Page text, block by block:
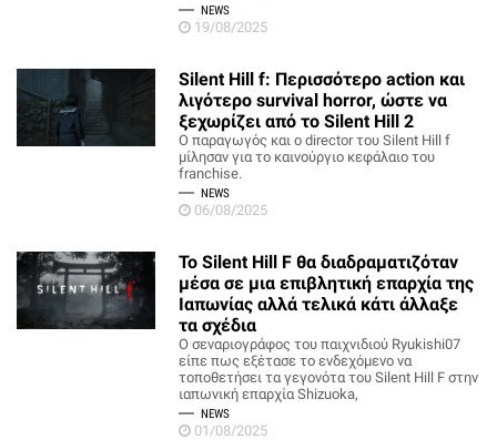
NEWS
19/08/2025
Silent Hill f: Περισσότερο action και
λιγότερο survival horror, ώστε να
ξεχωρίζει από το Silent Hill 2
Ο παραγωγός και ο director του Silent Hill f
μίλησαν για το καινούργιο κεφάλαιο του
franchise.
NEWS
06/08/2025
Το Silent Hill F θα διαδραματιζόταν
μέσα σε μια επιβλητική επαρχία της
Ιαπωνίας αλλά τελικά κάτι άλλαξε
τα σχέδια
Ο σεναριογράφος του παιχνιδιού Ryukishi07
είπε πως εξέτασε το ενδεχόμενο να
τοποθετήσει τα γεγονότα του Silent Hill F στην
ιαπωνική επαρχία Shizuoka,
NEWS
01/08/2025